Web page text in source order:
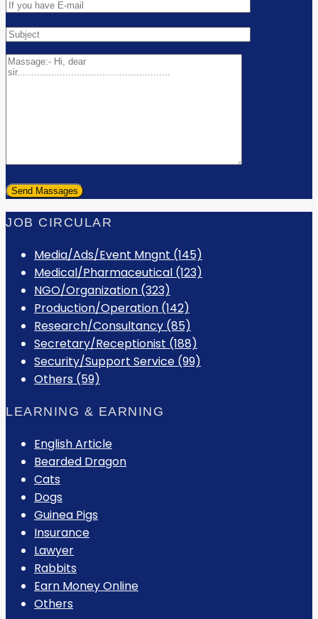
JOB CIRCULAR
Media/Ads/Event Mngnt (145)
Medical/Pharmaceutical (123)
NGO/Organization (323)
Production/Operation (142)
Research/Consultancy (85)
Secretary/Receptionist (188)
Security/Support Service (99)
Others (59)
LEARNING & EARNING
English Article
Bearded Dragon
Cats
Dogs
Guinea Pigs
Insurance
Lawyer
Rabbits
Earn Money Online
Others